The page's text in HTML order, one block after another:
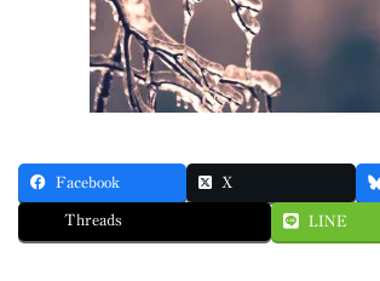
Facebook X
Threads LINE